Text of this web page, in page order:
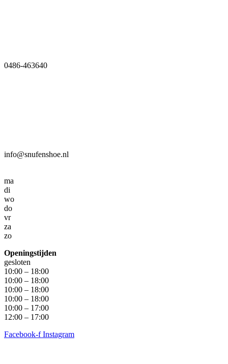
0486-463640
info@snufenshoe.nl
ma
di
wo
do
vr
za
zo
Openingstijden
gesloten
10:00 – 18:00
10:00 – 18:00
10:00 – 18:00
10:00 – 18:00
10:00 – 17:00
12:00 – 17:00
Facebook-f Instagram